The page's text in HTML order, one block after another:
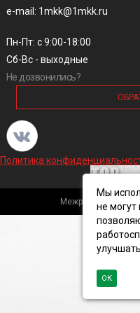
e-mail: 1mkk@1mkk.ru
Пн-Пт: с 9:00-18:00
Сб-Вс - выходные
Не дозвонились?
Политика
Межрегиональная
Мы
не
ОК